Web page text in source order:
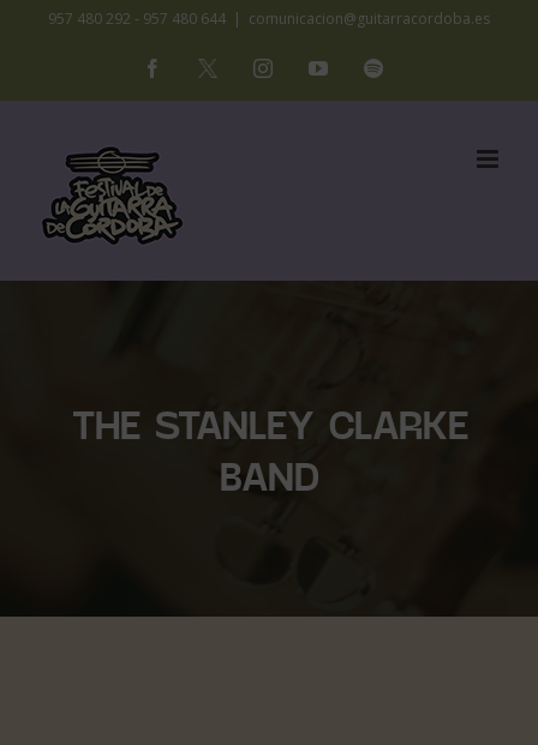
contenido
957 480 292 - 957 480 644 | comunicacion@guitarracordoba.es
Facebook
X InstagramYouTubeSpotify
THE STANLEY CLARKE
BAND